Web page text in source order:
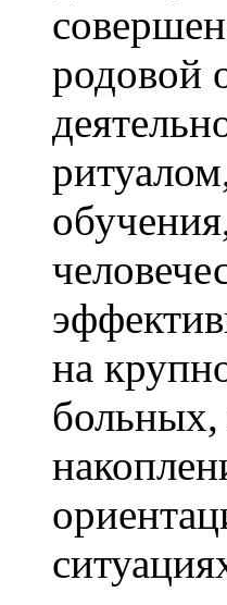
родовой
на
больных,